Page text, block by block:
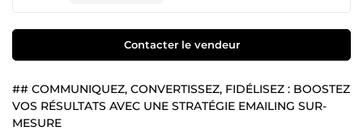
Contacter le vendeur
## COMMUNIQUEZ, CONVERTISSEZ, FIDÉLISEZ : BOOSTEZ
VOS RÉSULTATS AVEC UNE STRATÉGIE EMAILING SUR-
MESURE